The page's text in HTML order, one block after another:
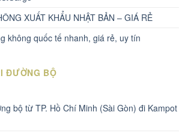
XUẤT KHẨU NHẬT BẢN – GIÁ RẺ
không quốc tế nhanh, giá rẻ, uy tín
ĐƯỜNG BỘ
bộ từ TP. Hồ Chí Minh (Sài Gòn) đi Kampot